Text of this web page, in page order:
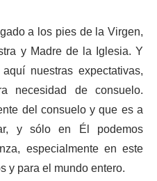
a los pies de la Virgen,
y Madre de la Iglesia. Y
nuestras expectativas,
necesidad de consuelo.
del consuelo y que es a
y sólo en Él podemos
especialmente en este
y para el mundo entero.